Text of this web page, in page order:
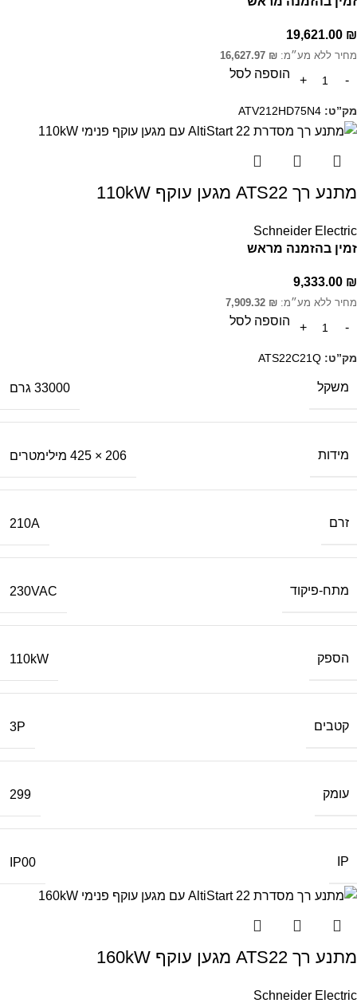
19,621.00 ₪
מחיר ללא מע״מ: 16,627.97 ₪
הוספה לסל
מק”ט: ATV212HD75N4
מתנע רך ATS22 מגען עוקף 110kW
Schneider Electric
זמין בהזמנה מראש
9,333.00 ₪
מחיר ללא מע״מ: 7,909.32 ₪
הוספה לסל
מק”ט: ATS22C21Q
משקל 33000 גרם
מידות 206 × 425 מילימטרים
זרם 210A
מתח-פיקוד 230VAC
הספק 110kW
קטבים 3P
עומק 299
IP
IP00
מתנע רך ATS22 מגען עוקף 160kW
Schneider Electric